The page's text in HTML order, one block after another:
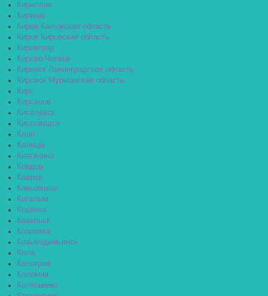
Кириллов
Кириши
Киров Калужская область
Киров Кировская область
Кировград
Кирово-Чепецк
Кировск Ленинградская область
Кировск Мурманская область
Кирс
Кирсанов
Киселёвск
Кисловодск
Клин
Клинцы
Княгинино
Ковдор
Ковров
Ковылкино
Когалым
Кодинск
Козельск
Козловка
Козьмодемьянск
Кола
Кологрив
Коломна
Колпашево